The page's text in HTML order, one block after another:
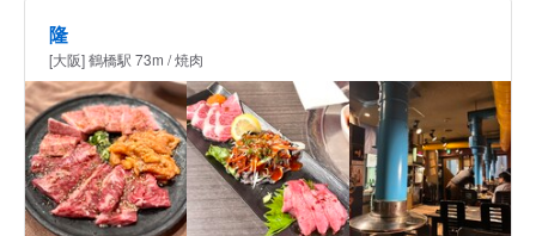
隆
[大阪] 鶴橋駅 73m / 焼肉